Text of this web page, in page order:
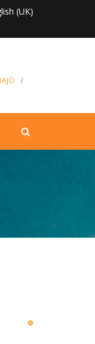
(UK)
/